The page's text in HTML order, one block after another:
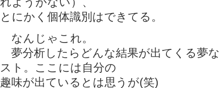
とにかく個体識別はできてる。
なんじゃこれ。
夢分析したらどんな結果が出てくる夢
スト。ここには自分の
趣味が出ているとは思うが(笑)